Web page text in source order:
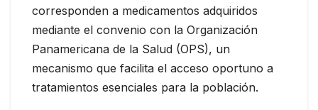
corresponden a medicamentos adquiridos
mediante el convenio con la Organización
Panamericana de la Salud (OPS), un
mecanismo que facilita el acceso oportuno a
tratamientos esenciales para la población.